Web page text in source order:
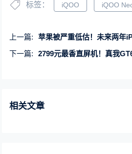
标签： iQOO iQOO
上一篇:
苹果被严重低估！未来两年
下一篇:
2799元最香直屏机！真我GT6蝉
相关文章